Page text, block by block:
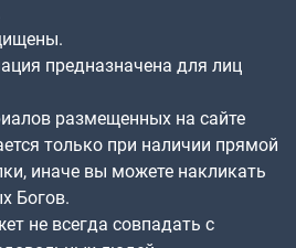
предназначена для лиц
размещенных на сайте
только при наличии прямой
иначе вы можете накликать
Богов.
не всегда совпадать с